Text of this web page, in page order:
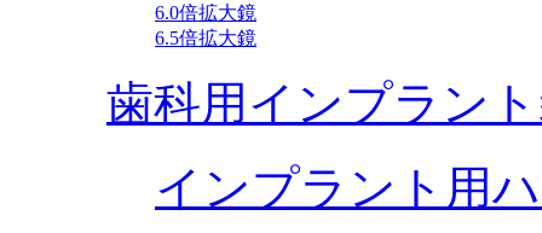
6.0倍拡大鏡
6.5倍拡大鏡
歯科用インプラン
インプラント用